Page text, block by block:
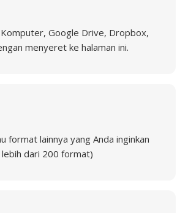
Google Drive, Dropbox,
menyeret ke halaman ini.
format lainnya yang Anda inginkan
dari 200 format)